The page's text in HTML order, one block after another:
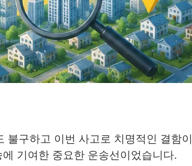
불구하고 이번 사고로 치명적인 결함이
기여한 중요한 운송선이었습니다.